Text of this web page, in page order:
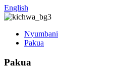
English
Nyumbani
Pakua
Pakua